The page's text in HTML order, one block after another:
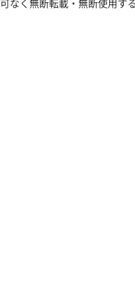
なく無断転載・無断使用す